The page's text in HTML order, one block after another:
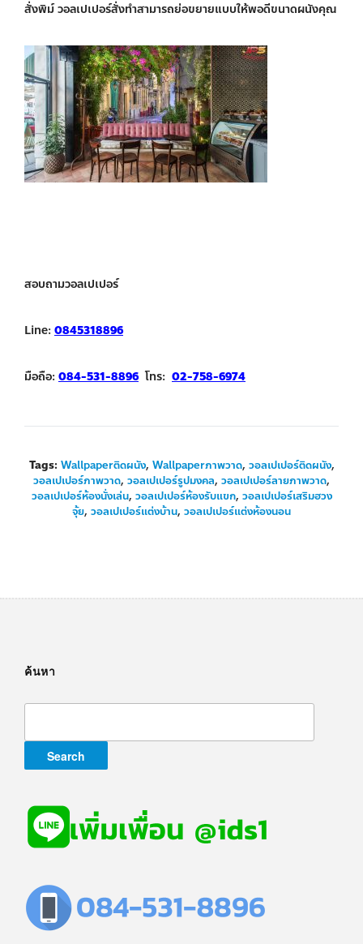
สั่งพิม์ วอลเปเปอร์สั่งทำสามารถย่อขยายแบบให้พอดีขนาดผนังคุณ
สอบถามวอลเปเปอร์
Line: 0845318896
มือถือ: 084-531-8896 โทร: 02-758-6974
Tags: Wallpaperติดผนัง, Wallpaperภาพวาด, วอลเปเปอร์ติดผนัง,
วอลเปเปอร์ภาพวาด, วอลเปเปอร์รูปมงคล, วอลเปเปอร์ลายภาพวาด,
วอลเปเปอร์ห้องนั่งเล่น, วอลเปเปอร์ห้องรับแขก, วอลเปเปอร์เสริมฮวง
จุ้ย, วอลเปเปอร์แต่งบ้าน, วอลเปเปอร์แต่งห้องนอน
ค้นหา